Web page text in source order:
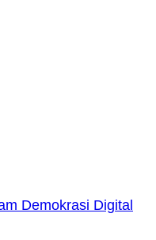
Demokrasi Digital